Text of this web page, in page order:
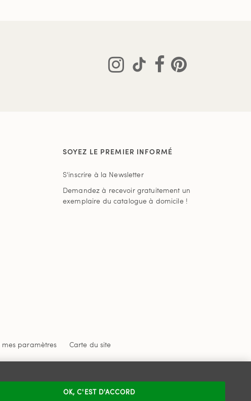
SOYEZ LE PREMIER INFORMÉ
S'inscrire à la Newsletter
Demandez à recevoir gratuitement un
exemplaire du catalogue à domicile !
mes paramètres
Carte du site
OK, C'EST D'ACCORD